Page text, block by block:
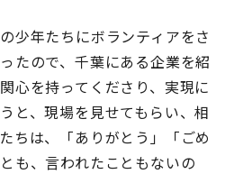
少年たちにボランティアをさ
たので、千葉にある企業を紹
心を持ってくださり、実現に
と、現場を見せてもらい、相
ちは、「ありがとう」「ごめ
も、言われたこともないの